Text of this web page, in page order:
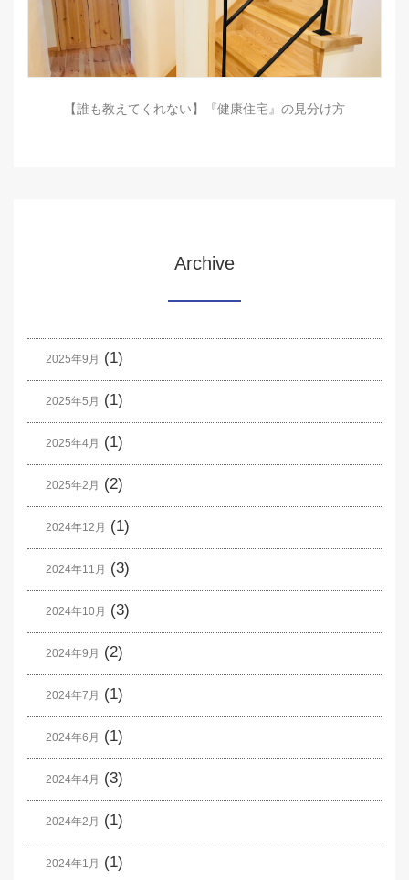
【誰も教えてくれない】『健康住宅』の見分け方
Archive
2025年9月 (1)
2025年5月 (1)
2025年4月 (1)
2025年2月 (2)
2024年12月 (1)
2024年11月 (3)
2024年10月 (3)
2024年9月 (2)
2024年7月 (1)
2024年6月 (1)
2024年4月 (3)
2024年2月 (1)
2024年1月 (1)